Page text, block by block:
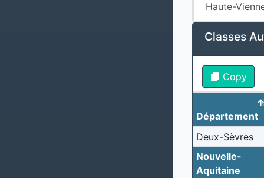
Haute-
Classes
Copy
Département
Deux-Sèvres
Nouvelle-
Aquitaine